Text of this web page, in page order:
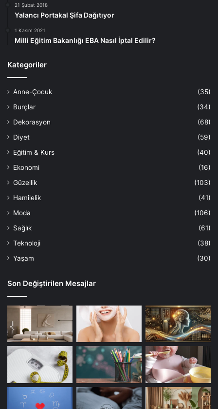
21 Şubat 2018
Yalancı Portakal Şifa Dağıtıyor
1 Kasım 2021
Milli Eğitim Bakanlığı EBA Nasıl İptal Edilir?
Kategoriler
Anne-Çocuk
(35)
Burçlar
(34)
Dekorasyon
(68)
Diyet
(59)
Eğitim & Kurs
(40)
Ekonomi
(16)
Güzellik
(103)
Hamilelik
(41)
Moda
(106)
Sağlık
(61)
Teknoloji
(38)
Yaşam
(30)
Son Değiştirilen Mesajlar